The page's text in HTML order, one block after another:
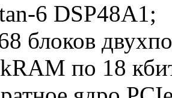
6 DSP48A1;
блоков
по 18